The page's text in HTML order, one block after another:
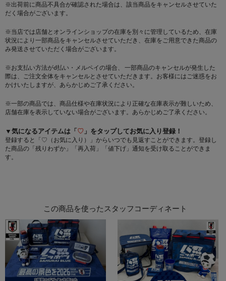
※出荷前に商品不具合が確認された場合は、該当商品をキャンセルさせていた
だく場合がございます。
※当店では店舗とオンラインショップの在庫を別々に管理しているため、在庫
状況により一部商品をキャンセルさせていただき、在庫をご用意できた商品の
み発送させていただく場合がございます。
※お支払い方法がd払い・メルペイの場合、 一部商品のキャンセルが発生した
際は、ご注文全体をキャンセルとさせていただきます。お客様にはご迷惑をお
かけいたしますが、あらかじめご了承ください。
※一部の商品では、商品仕様や在庫状況により正確な在庫表示が難しいため、
店舗在庫を表示していない場合がございます。あらかじめご了承ください。
▼気になるアイテムは「♡ 」をタップしてお気に入り登録！
登録すると「♡（お気に入り）」からいつでも見返すことができます。登録し
た商品の「残りわずか」「再入荷」「値下げ」通知を受け取ることができま
す。
この商品を使ったスタッフコーディネート